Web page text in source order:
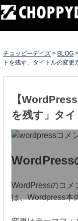
Skip
to
content
支援・ECサイト立
ムページ制作・Web
ーデイズ
チョッピーデイズ > BLOG >
トを残す」タイトルの変更
【
を残す」タ
WordPress
WordPressのコメ
は、Wordpress本